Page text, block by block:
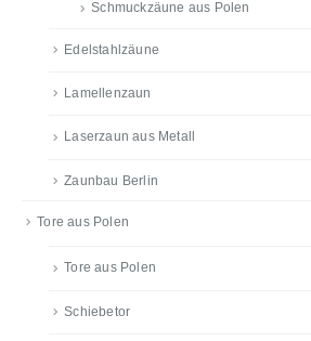
Schmuckzäune aus Polen
Edelstahlzäune
Lamellenzaun
Laserzaun aus Metall
Zaunbau Berlin
Tore aus Polen
Tore aus Polen
Schiebetor